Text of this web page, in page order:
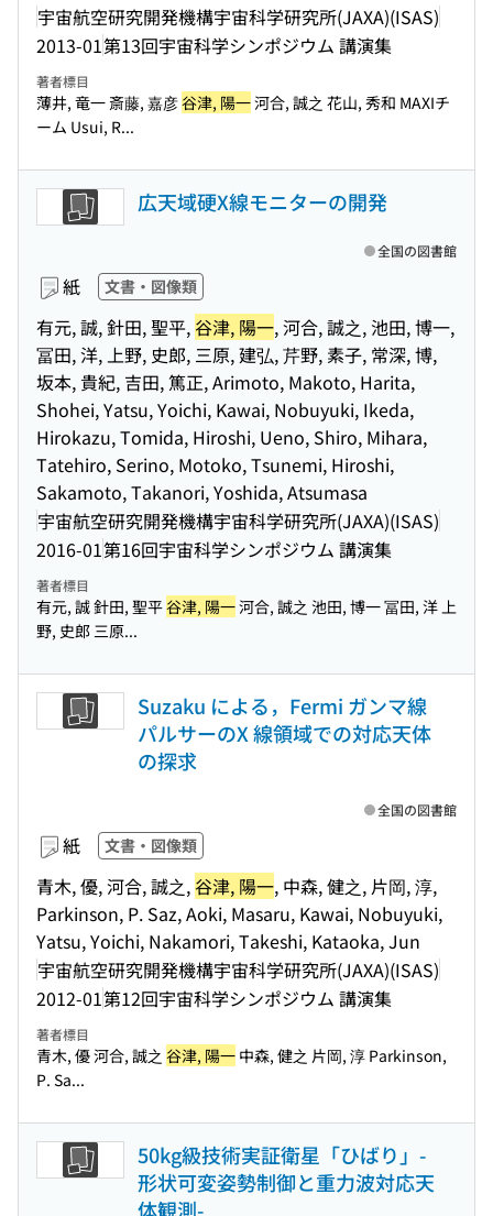
宇宙航空研究開発機構宇宙科学研究所(JAXA)(ISAS)
2013-01第13回宇宙科学シンポジウム 講演集
著者標目
薄井, 竜一 斎藤, 嘉彦谷津, 陽一河合, 誠之 花山, 秀和 MAXIチ
ーム Usui, R...
広天域硬X線モニターの開発
紙 文書・図像類
有元, 誠, 針田, 聖平,谷津, 陽一, 河合, 誠之, 池田, 博一,
冨田, 洋, 上野, 史郎, 三原, 建弘, 芹野, 素子, 常深, 博,
坂本, 貴紀, 吉田, 篤正, Arimoto, Makoto, Harita,
Shohei, Yatsu, Yoichi, Kawai, Nobuyuki, Ikeda,
Hirokazu, Tomida, Hiroshi, Ueno, Shiro, Mihara,
Tatehiro, Serino, Motoko, Tsunemi, Hiroshi,
Sakamoto, Takanori, Yoshida, Atsumasa
宇宙航空研究開発機構宇宙科学研究所(JAXA)(ISAS)
2016-01第16回宇宙科学シンポジウム 講演集
全国の図書館
著者標目
有元, 誠 針田, 聖平谷津, 陽一河合, 誠之 池田, 博一 冨田, 洋 上
野, 史郎 三原...
Suzaku による，Fermi ガンマ線
パルサーのX 線領域での対応天体
の探求
紙 文書・図像類
青木, 優, 河合, 誠之,谷津, 陽一, 中森, 健之, 片岡, 淳,
Parkinson, P. Saz, Aoki, Masaru, Kawai, Nobuyuki,
Yatsu, Yoichi, Nakamori, Takeshi, Kataoka, Jun
宇宙航空研究開発機構宇宙科学研究所(JAXA)(ISAS)
2012-01第12回宇宙科学シンポジウム 講演集
全国の図書館
著者標目
青木, 優 河合, 誠之 谷津, 陽一 中森, 健之 片岡, 淳 Parkinson,
P. Sa...
50kg級技術実証衛星「ひばり」-
形状可変姿勢制御と重力波対応天
体観測-